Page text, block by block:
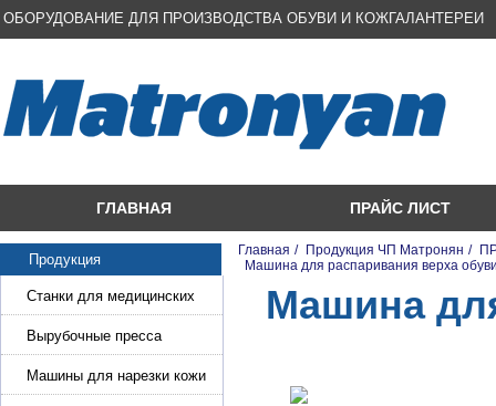
ОБОРУДОВАНИЕ ДЛЯ ПРОИЗВОДСТВА ОБУВИ И КОЖГАЛАНТЕРЕИ
ГЛАВНАЯ ПРАЙС ЛИСТ
Продукция
Станки для медицинских
масок
Вырубочные пресса
Машины для нарезки кожи
и стропы
Главная / Продукция ЧП Матронян /
Машина для распаривания верха
Машина